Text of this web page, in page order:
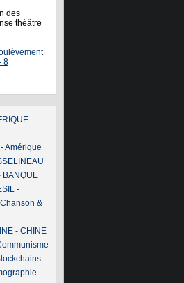
des
théâtre
8
-
-
-Amérique
BANQUE
-
Chanson &
- CHINE
-
-